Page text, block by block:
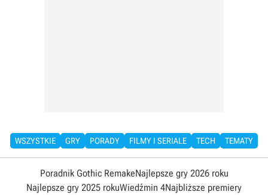
WSZYSTKIE GRY PORADY FILMY I SERIALE TECH TEMATY
Poradnik Gothic RemakeNajlepsze gry 2026 roku
Najlepsze gry 2025 rokuWiedźmin 4Najbliższe premiery